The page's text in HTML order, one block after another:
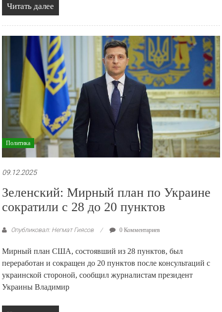
Читать далее
Политика
09.12.2025
Зеленский: Мирный план по Украине
сократили с 28 до 20 пунктов
Опубликовал: Негмат Гиясов 0 Комментариев
Мирный план США, состоявший из 28 пунктов, был
переработан и сокращен до 20 пунктов после консультаций с
украинской стороной, сообщил журналистам президент
Украины Владимир